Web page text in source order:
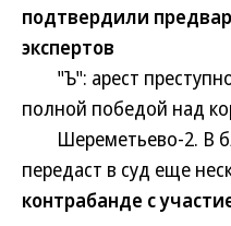
подтвердили
экспертов
"Ъ": арест
полной победой над
Шереметьево-2. В
передаст в суд еще
контрабанде с